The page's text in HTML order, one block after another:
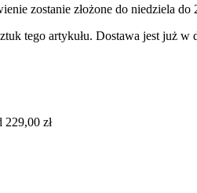
zostanie złożone do niedziela do
tego artykułu. Dostawa jest już
229,00 zł